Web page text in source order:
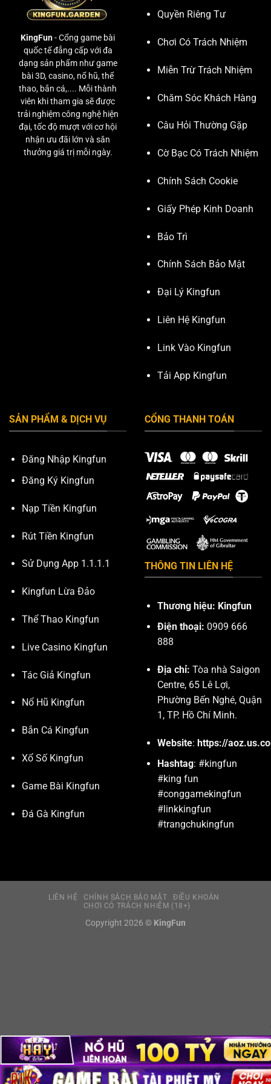
KingFun- Cổng game bài
quốc tế đẳng cấp với đa
dạng sản phẩm như game
bài 3D, casino, nổ hũ, thể
thao, bắn cá,.... Mỗi thành
viên khi tham gia sẽ được
trải nghiệm công nghệ hiện
đại, tốc độ mượt với cơ hội
nhận ưu đãi lớn và săn
thưởng giá trị mỗi ngày.
Quyền Riêng Tư
Chơi Có Trách Nhiệm
Miễn Trừ Trách Nhiệm
Chăm Sóc Khách Hàng
Câu Hỏi Thường Gặp
Cờ Bạc Có Trách Nhiệm
Chính Sách Cookie
Giấy Phép Kinh Doanh
Bảo Trì
Chính Sách Bảo Mật
Đại Lý Kingfun
Liên Hệ Kingfun
Link Vào Kingfun
Tải App Kingfun
SẢN PHẨM & DỊCH VỤ
Đăng Nhập Kingfun
Đăng Ký Kingfun
Nạp Tiền Kingfun
Rút Tiền Kingfun
Sử Dụng App 1.1.1.1
Kingfun Lừa Đảo
Thể Thao Kingfun
Live Casino Kingfun
Tác Giả Kingfun
Nổ Hũ Kingfun
Bắn Cá Kingfun
Xổ Số Kingfun
Game Bài Kingfun
Đá Gà Kingfun
CỔNG THANH TOÁN
THÔNG TIN LIÊN HỆ
Thương hiệu: Kingfun
Điện thoại: 0909 666
888
Địa chỉ: Tòa nhà Saigon
Centre, 65 Lê Lợi,
Phường Bến Nghé, Quận
1, TP. Hồ Chí Minh.
Website: https://
Hashtag: #kingfun
#king fun
#conggamekingfun
#linkkingfun
#trangchukingfun
LIÊN HỆ CHÍNH SÁCH BẢO MẬT
ĐIỀU KHOẢN
CHƠI CÓ TRÁCH NHIỆM (18+)
Copyright 2026 © KingFun